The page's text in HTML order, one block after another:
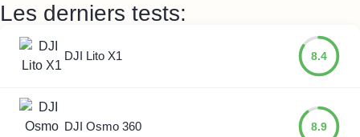
Les derniers tests:
DJI Lito X1 8.4
DJI Osmo 360 8.9